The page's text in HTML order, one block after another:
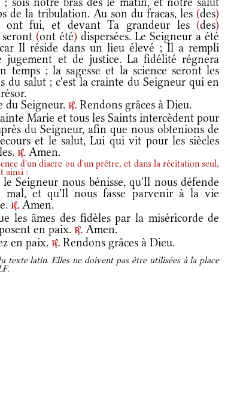
de la tribulation. Au son du fracas, les(des)
ont fui, et devant Ta grandeur les(des)
seront(ont été) dispersées. Le Seigneur a été
Il réside dans un lieu élevé ; Il a rempli
jugement et de justice. La fidélité régnera
temps ; la sagesse et la science seront les
du salut ; c'est la crainte du Seigneur qui en
du Seigneur.r. Rendons grâces à Dieu.
Marie et tous les Saints intercèdent pour
du Seigneur, afin que nous obtenions de
et le salut, Lui qui vit pour les siècles
r. Amen.
d'un diacre ou d'un prêtre, et dans la récitation seul,
ainsi :
Seigneur nous bénisse, qu'Il nous défende
mal, et qu'Il nous fasse parvenir à la vie
r. Amen.
les âmes des fidèles par la miséricorde de
en paix.r. Amen.
en paix.r. Rendons grâces à Dieu.
texte latin. Elles ne doivent pas être utilisées à la place